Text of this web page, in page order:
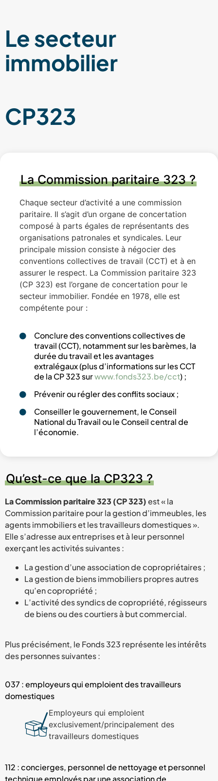
Le secteur
immobilier
CP323
La Commission paritaire 323 ?
Chaque secteur d’activité a une commission
paritaire. Il s’agit d’un organe de concertation
composé à parts égales de représentants des
organisations patronales et syndicales. Leur
principale mission consiste à négocier des
conventions collectives de travail (CCT) et à en
assurer le respect. La Commission paritaire 323
(CP 323) est l’organe de concertation pour le
secteur immobilier. Fondée en 1978, elle est
compétente pour :
Conclure des conventions collectives de
travail (CCT), notamment sur les barèmes, la
durée du travail et les avantages
extralégaux (plus d’informations sur les CCT
de la CP 323 surwww.fonds323.be/cct) ;
Prévenir ou régler des conflits sociaux ;
Conseiller le gouvernement, le Conseil
National du Travail ou le Conseil central de
l’économie.
Qu’est-ce que la CP323 ?
La Commission paritaire 323 (CP 323)est « la
Commission paritaire pour la gestion d’immeubles, les
agents immobiliers et les travailleurs domestiques ».
Elle s’adresse aux entreprises et à leur personnel
exerçant les activités suivantes :
La gestion d’une association de copropriétaires ;
La gestion de biens immobiliers propres autres
qu’en copropriété ;
L’activité des syndics de copropriété, régisseurs
de biens ou des courtiers à but commercial.
Plus précisément, le Fonds 323 représente les intérêts
des personnes suivantes :
037 : employeurs qui emploient des travailleurs
domestiques
Employeurs qui emploient
exclusivement/principalement des
travailleurs domestiques
112 : concierges, personnel de nettoyage et personnel